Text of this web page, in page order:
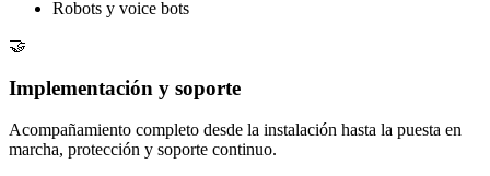
Robots y voice bots
🤝
Implementación y soporte
Acompañamiento completo desde la instalación hasta la puesta en
marcha, protección y soporte continuo.